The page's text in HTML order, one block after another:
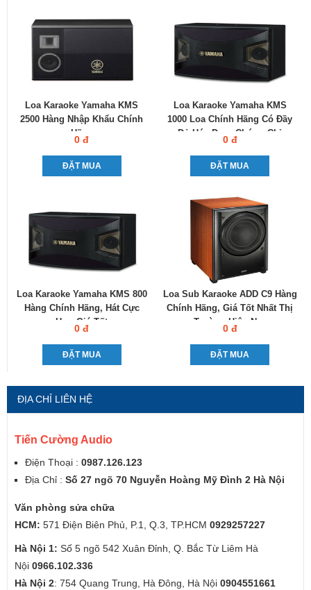
Loa Karaoke Yamaha KMS
2500 Hàng Nhập Khẩu Chính
Hãng
0 đ
ĐẶT MUA
Loa Karaoke Yamaha KMS
1000 Loa Chính Hãng Có Đầy
Đủ Hóa Đơn, Chứng Chỉ
0 đ
ĐẶT MUA
Loa Karaoke Yamaha KMS 800
Hàng Chính Hãng, Hát Cực
Hay, Giá Tốt
0 đ
ĐẶT MUA
Loa Sub Karaoke ADD C9 Hàng
Chính Hãng, Giá Tốt Nhất Thị
Trường Hiện Nay
0 đ
ĐẶT MUA
ĐỊA CHỈ LIÊN HỆ
Tiến Cường Audio
Điện Thoại : 0987.126.123
Địa Chỉ : Số 27 ngõ 70 Nguyễn Hoàng Mỹ Đình 2 Hà Nội
Văn phòng sửa chữa
HCM: 571 Điện Biên Phủ, P.1, Q.3, TP.HCM 0929257227
Hà Nội 1: Số 5 ngõ 542 Xuân Đỉnh, Q. Bắc Từ Liêm Hà
Nội 0966.102.336
Hà Nội 2: 754 Quang Trung, Hà Đông, Hà Nội 0904551661